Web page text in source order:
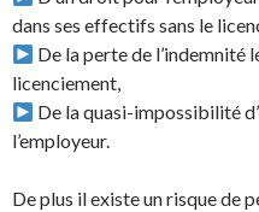
dans ses effectifs sans le
De la perte de l’indemnité
licenciement,
De la quasi-impossibilité
l’employeur.
De plus il existe un risque de